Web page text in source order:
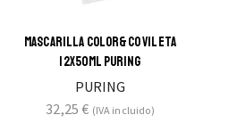
MASCARILLA COLOR&CO VILETA
12X50ML PURING
PURING
32,25€ (IVA incluido)